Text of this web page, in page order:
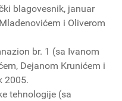
blagovesnik, januar
i Oliverom
br. 1 (sa Ivanom
Dejanom Krunićem i
2005.
tehnologije (sa